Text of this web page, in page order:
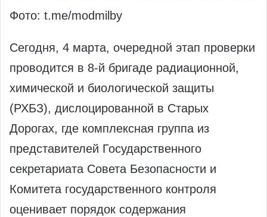
Фото: t.me/modmilby
Сегодня, 4 марта, очередной этап проверки
проводится в 8‑й бригаде радиационной,
химической и биологической защиты
(РХБЗ), дислоцированной в Старых
Дорогах, где комплексная группа из
представителей Государственного
секретариата Совета Безопасности и
Комитета государственного контроля
оценивает порядок содержания